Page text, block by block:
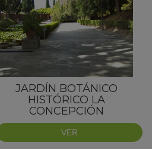
JARDÍN BOTÁNICO
HISTÓRICO LA
CONCEPCIÓN
VER